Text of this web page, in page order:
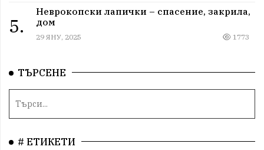
5.
Неврокопски лапички – спасение, закрила,
дом
29 ЯНУ, 2025 1773
ТЪРСЕНЕ
# ЕТИКЕТИ